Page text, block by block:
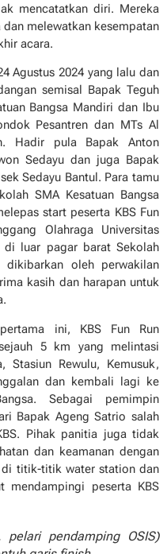
mencatatkan diri. Mereka
melewatkan kesempatan
acara.
Agustus 2024 yang lalu dan
semisal Bapak Teguh
Bangsa Mandiri dan Ibu
Pesantren dan MTs Al
Hadir pula Bapak Anton
Sedayu dan juga Bapak
Sedayu Bantul. Para tamu
SMA Kesatuan Bangsa
start peserta KBS Fun
Olahraga Universitas
di luar pagar barat Sekolah
dikibarkan oleh perwakilan
kasih dan harapan untuk
ini, KBS Fun Run
5 km yang melintasi
Stasiun Rewulu, Kemusuk,
dan kembali lagi ke
Sebagai pemimpin
Bapak Ageng Satrio salah
Pihak panitia juga tidak
dan keamanan dengan
di titik-titik water station dan
mendampingi peserta KBS
pendamping OSIS)